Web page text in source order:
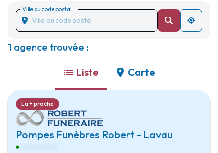
Ville ou code postal
1 agence trouvée :
Liste Carte
Pompes Funèbres Robert - Lavau
La + proche